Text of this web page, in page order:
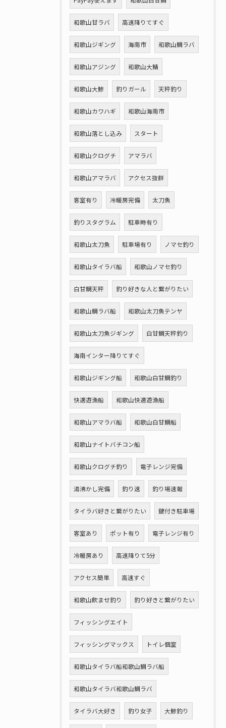
和歌山甘ラバ 高速降りてすぐ
和歌山ジギング 海南市 和歌山鯛ラバ
和歌山アジング 和歌山大鯖
和歌山大鯵 釣りガール 天秤釣り
和歌山カワハギ 和歌山海南市
和歌山落とし込み スタート
和歌山クログチ アマラバ
和歌山アマラバ アクセス抜群
客室有り 冷暖房完備 太刀魚
釣りスタグラム 駐車時有り
和歌山太刀魚 駐車場有り ノマセ釣り
和歌山タイラバ船 和歌山ノマセ釣り
白甘鯛天秤 釣り好きな人と繋がりたい
和歌山鯛ラバ船 和歌山太刀魚テンヤ
和歌山太刀魚ジギング 白甘鯛天秤釣り
海南インター降りてすぐ
和歌山ジギング船 和歌山白甘鯛釣り
快適遊漁船 和歌山快適遊漁船
和歌山アマラバ船 和歌山白甘鯛船
和歌山ナイトバチコン船
和歌山クログチ釣り 電子レンジ完備
湯沸かし完備 釣り速 釣り場速報
タイラバ好きと繋がりたい 鍵付き駐車場
客室あり ポット有り 電子レンジ有り
冷暖房あり 高速降りて5分
アクセス簡単 高速すぐ
和歌山飲ませ釣り 釣り好きと繋がりたい
フィッシングエイト
フィッシングマックス トイレ個室
和歌山タイラバ船和歌山鯛ラバ船
和歌山タイラバ和歌山鯛ラバ
タイラバ大好き 釣り女子 大鯵釣り